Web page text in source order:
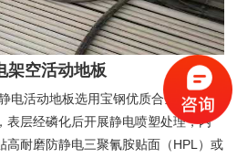
架空活动地板
电活动地板选用宝钢优质合金冷轧钢
表层经磷化后开展静电喷塑处理，内
高耐磨防静电三聚氰胺贴面（HPL）或